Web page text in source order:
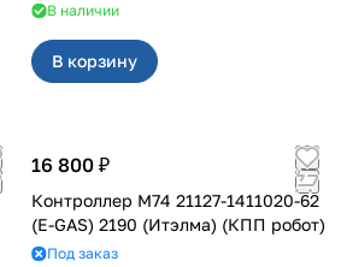
В наличии
В корзину
16 800 ₽
Контроллер М74 21127-1411020-62
(E-GAS) 2190 (Итэлма) (КПП робот)
Под заказ